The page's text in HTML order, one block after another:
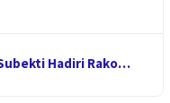
Hadiri Rako…